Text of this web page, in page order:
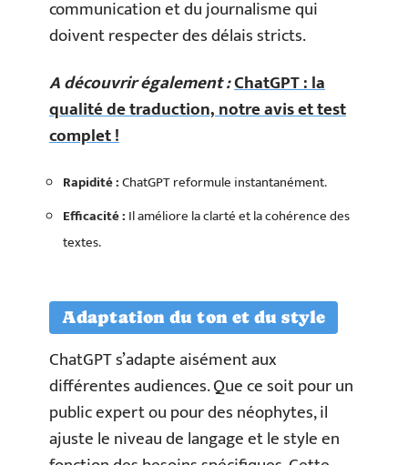
communication et du journalisme qui
doivent respecter des délais stricts.
A découvrir également :ChatGPT : la
qualité de traduction, notre avis et test
complet !
Rapidité :ChatGPT reformule instantanément.
Efficacité : Il améliore la clarté et la cohérence des
textes.
Adaptation du ton et du style
ChatGPT s’adapte aisément aux
différentes audiences. Que ce soit pour un
public expert ou pour des néophytes, il
ajuste le niveau de langage et le style en